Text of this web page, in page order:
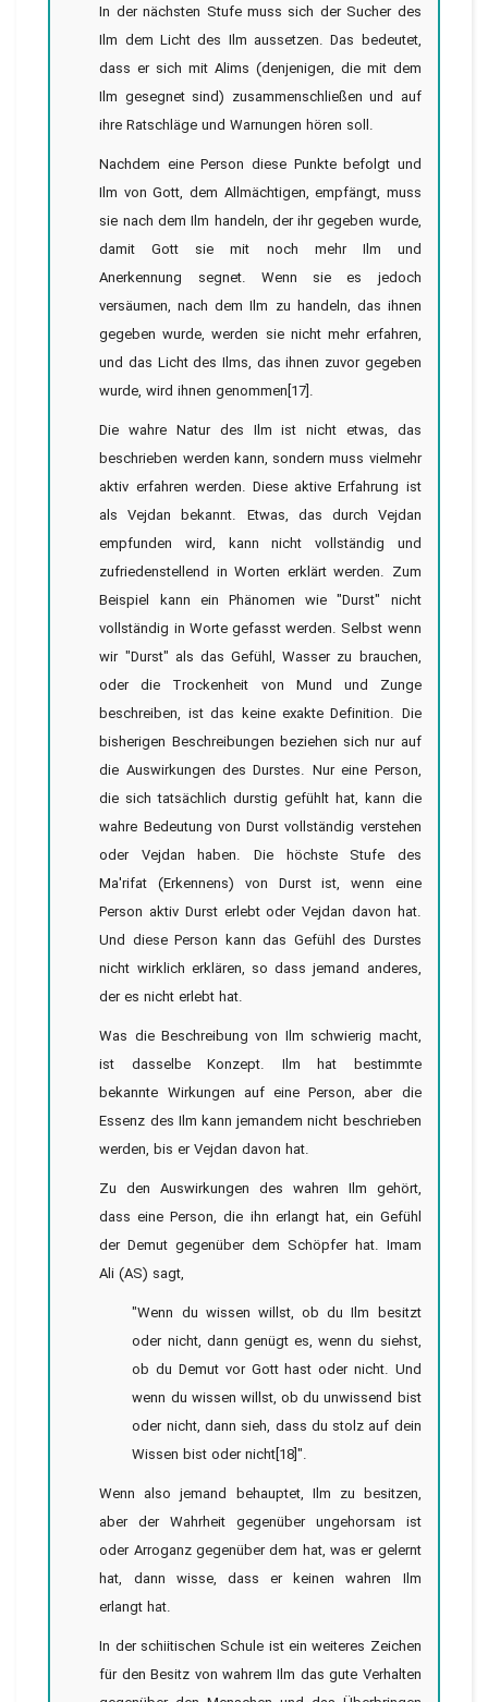
In der nächsten Stufe muss sich der Sucher des
Ilm dem Licht des Ilm aussetzen. Das bedeutet,
dass er sich mit Alims (denjenigen, die mit dem
Ilm gesegnet sind) zusammenschließen und auf
ihre Ratschläge und Warnungen hören soll.
Nachdem eine Person diese Punkte befolgt und
Ilm von Gott, dem Allmächtigen, empfängt, muss
sie nach dem Ilm handeln, der ihr gegeben wurde,
damit Gott sie mit noch mehr Ilm und
Anerkennung segnet. Wenn sie es jedoch
versäumen, nach dem Ilm zu handeln, das ihnen
gegeben wurde, werden sie nicht mehr erfahren,
und das Licht des Ilms, das ihnen zuvor gegeben
wurde, wird ihnen genommen[17].
Die wahre Natur des Ilm ist nicht etwas, das
beschrieben werden kann, sondern muss vielmehr
aktiv erfahren werden. Diese aktive Erfahrung ist
als Vejdan bekannt. Etwas, das durch Vejdan
empfunden wird, kann nicht vollständig und
zufriedenstellend in Worten erklärt werden. Zum
Beispiel kann ein Phänomen wie "Durst" nicht
vollständig in Worte gefasst werden. Selbst wenn
wir "Durst" als das Gefühl, Wasser zu brauchen,
oder die Trockenheit von Mund und Zunge
beschreiben, ist das keine exakte Definition. Die
bisherigen Beschreibungen beziehen sich nur auf
die Auswirkungen des Durstes. Nur eine Person,
die sich tatsächlich durstig gefühlt hat, kann die
wahre Bedeutung von Durst vollständig verstehen
oder Vejdan haben. Die höchste Stufe des
Ma'rifat (Erkennens) von Durst ist, wenn eine
Person aktiv Durst erlebt oder Vejdan davon hat.
Und diese Person kann das Gefühl des Durstes
nicht wirklich erklären, so dass jemand anderes,
der es nicht erlebt hat.
Was die Beschreibung von Ilm schwierig macht,
ist dasselbe Konzept. Ilm hat bestimmte
bekannte Wirkungen auf eine Person, aber die
Essenz des Ilm kann jemandem nicht beschrieben
werden, bis er Vejdan davon hat.
Zu den Auswirkungen des wahren Ilm gehört,
dass eine Person, die ihn erlangt hat, ein Gefühl
der Demut gegenüber dem Schöpfer hat. Imam
Ali (AS) sagt,
"Wenn du wissen willst, ob du Ilm besitzt
oder nicht, dann genügt es, wenn du siehst,
ob du Demut vor Gott hast oder nicht. Und
wenn du wissen willst, ob du unwissend bist
oder nicht, dann sieh, dass du stolz auf dein
Wissen bist oder nicht[18]".
Wenn also jemand behauptet, Ilm zu besitzen,
aber der Wahrheit gegenüber ungehorsam ist
oder Arroganz gegenüber dem hat, was er gelernt
hat, dann wisse, dass er keinen wahren Ilm
erlangt hat.
In der schiitischen Schule ist ein weiteres Zeichen
für den Besitz von wahrem Ilm das gute Verhalten